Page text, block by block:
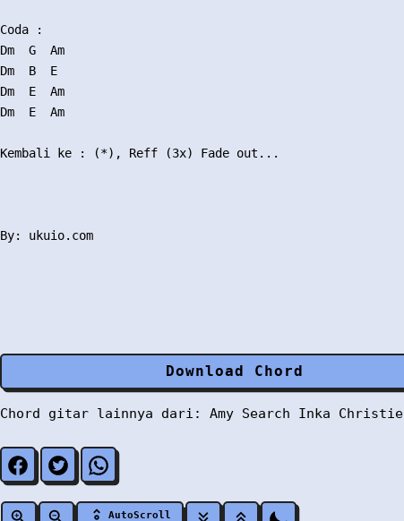
Coda :
Dm  G  Am
Dm  B  E
Dm  E  Am
Dm  E  Am
Kembali ke : (*), Reff (3x) Fade out...
Download Chord
Chord gitar lainnya dari: Amy Search Inka Christie
AutoScroll